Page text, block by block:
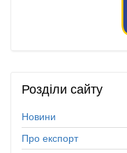
Розділи сайту
Новини
Про експорт